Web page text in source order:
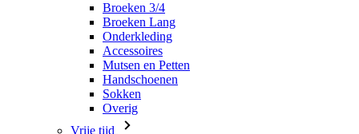
Handschoenen
Sokken
Overig
Vrije tijd
Alles in categorie Vrije tijd
T-shirts
Hoodie
Mutsen en Petten